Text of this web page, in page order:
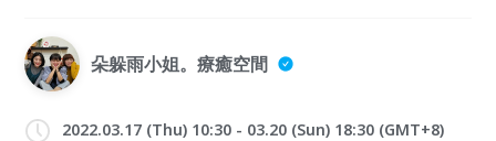
朵躲雨小姐。療癒空間
2022.03.17 (Thu) 10:30 - 03.20 (Sun) 18:30 (GMT+8)